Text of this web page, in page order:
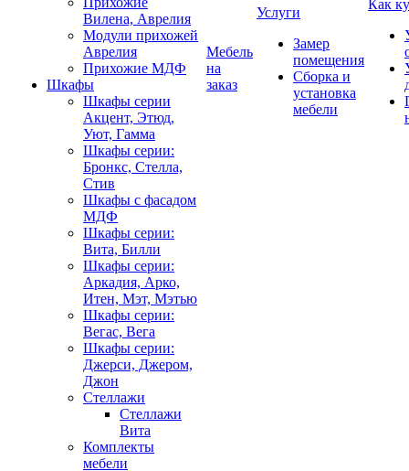
Вилена, Аврелия
Модули прихожей
Аврелия
Прихожие МДФ
Шкафы
Шкафы серии
Акцент, Этюд,
Уют, Гамма
Шкафы серии:
Бронкс, Стелла,
Стив
Шкафы с фасадом
МДФ
Шкафы серии:
Вита, Билли
Шкафы серии:
Аркадия, Арко,
Итен, Мэт, Мэтью
Шкафы серии:
Вегас, Вега
Шкафы серии:
Джерси, Джером,
Джон
Стеллажи
Стеллажи
Вита
Комплекты
мебели
Мебель
на
заказ
Услуги
Замер
помещения
Сборка и
установка
мебели
Как